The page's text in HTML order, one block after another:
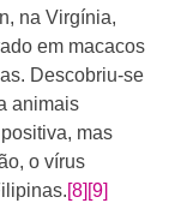
na Virgínia,
em macacos
Descobriu-se
animais
mas
o vírus
[8] [9]